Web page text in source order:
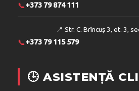
📞+373 79 874 111
📍 Str. C. Brîncuș 3, et. 3,
📞+373 79 115 579
🕒 ASISTENȚĂ